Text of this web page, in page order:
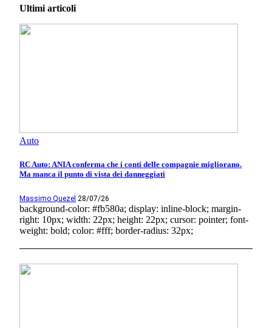
Ultimi articoli
Auto
RC Auto: ANIA conferma che i conti delle compagnie migliorano.
Ma manca il punto di vista dei danneggiati
Massimo Quezel 28/07/26
background-color: #fb580a; display: inline-block; margin-
right: 10px; width: 22px; height: 22px; cursor: pointer; font-
weight: bold; color: #fff; border-radius: 32px;